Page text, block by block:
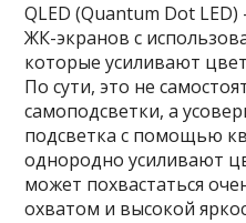
QLED (Quantum Dot
ЖК-экранов с
которые усиливают
По сути, это не
самоподсветки, а
подсветка с помощью
однородно усиливают
может похвастаться
охватом и высокой